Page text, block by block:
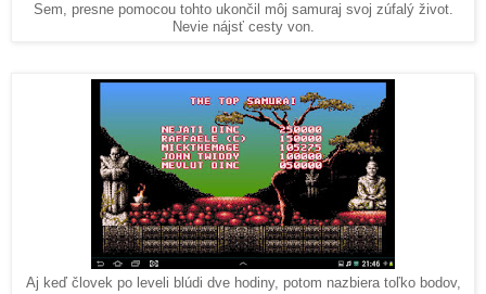
Sem, presne pomocou tohto ukončil môj samuraj svoj zúfalý život.
Nevie nájsť cesty von.
Aj keď človek po leveli blúdi dve hodiny, potom nazbiera toľko bodov,